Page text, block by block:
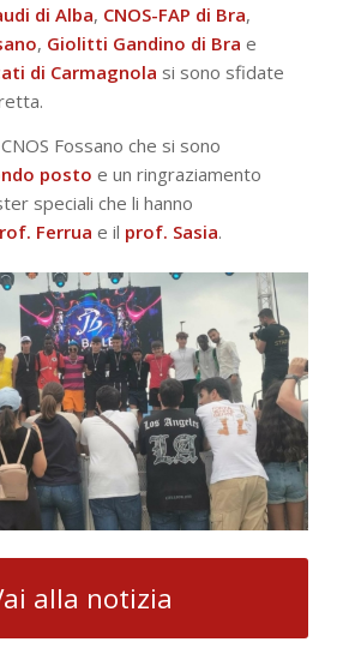
di Alba, CNOS-FAP di Bra,
, Giolitti Gandino di Bra e
di Carmagnola si sono sfidate
Fossano che si sono
posto e un ringraziamento
speciali che li hanno
Ferrua e il prof. Sasia.
alla notizia